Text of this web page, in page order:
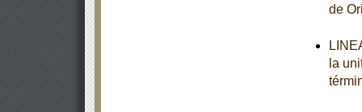
de
la